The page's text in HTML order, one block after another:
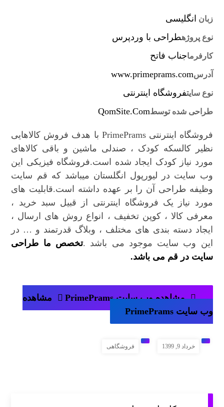
زبان انگلیسی
نوع پروژهطراحی با وردپرس
کارفرماجناب فاتح
آدرسwww.primeprams.com
نوع سایتفروشگاه اینترنتی
طراحی شده توسطQomSite.Com
فروشگاه اینترنتی PrimePrams با هدف فروش کالاهایی
نظیر کالسکه کودک ، صندلی ماشین و باقی کالاهای
مورد نیاز کودک ایجاد شده است.فروشگاه فیزیکی این
وب سایت در لیورپول انگلستان میباشد که قم سایت
وظیفه طراحی آن را بر عهده داشته است.قابلیت های
مورد نیاز یک فروشگاه اینترنتی از قبیل سبد خرید ،
معرفی کالا ، کوپن تخفیف ، انواع روش های ارسال ،
ایجاد دسته بندی های مختلف ، وبلاگ قدرتمند و … در
این وب سایت موجود می باشد .تخصص ما طراحی
سایت در قم می باشد.
مشاهده وب سایت PrimePrams
مشاهده
وب سایت PrimePrams
خرداد 9, 1399 فروشگاهی